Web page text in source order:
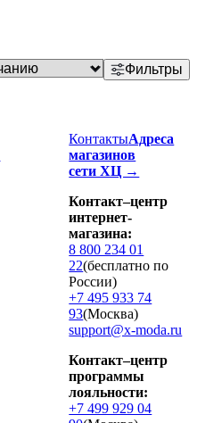
Фильтры
КонтактыАдреса
магазинов
сети ХЦ →
Контакт–центр
интернет-
магазина:
8 800 234 01
22(бесплатно по
России)
+7 495 933 74
93(Москва)
support@x-moda.ru
Контакт–центр
программы
лояльности:
+7 499 929 04